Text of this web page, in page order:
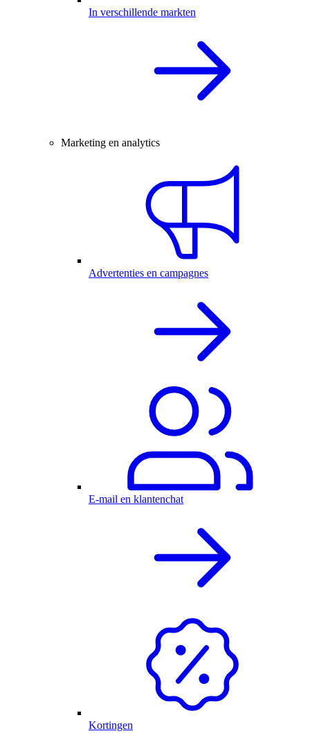
In verschillende markten
Marketing en analytics
Advertenties en campagnes
E-mail en klantenchat
Kortingen